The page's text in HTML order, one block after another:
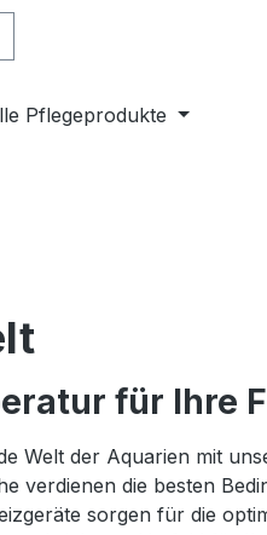
Pflegeprodukte
für Ihre
Welt der Aquarien mit
verdienen die besten
sorgen für die